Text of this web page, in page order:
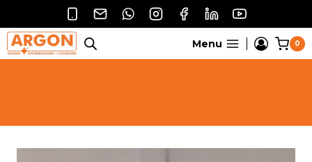
o
Conteúdo
Menu 0